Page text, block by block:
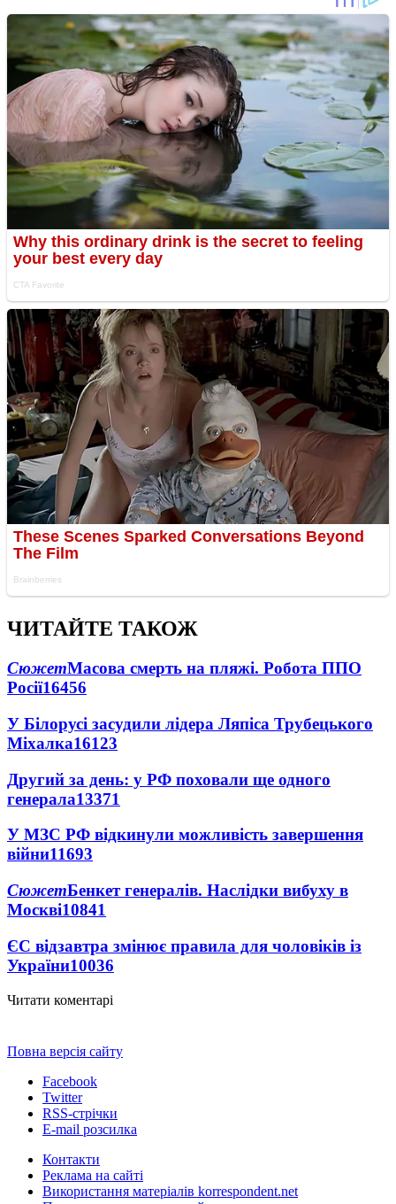
ЧИТАЙТЕ ТАКОЖ
СюжетМасова смерть на пляжі. Робота ППО
Росії16456
У Білорусі засудили лідера Ляпіса Трубецького
Міхалка16123
Другий за день: у РФ поховали ще одного
генерала13371
У МЗС РФ відкинули можливість завершення
війни11693
СюжетБенкет генералів. Наслідки вибуху в
Москві10841
ЄС відзавтра змінює правила для чоловіків із
України10036
Читати коментарі
Повна версія сайту
Facebook
Twitter
RSS-стрічки
E-mail розсилка
Контакти
Реклама на сайті
Використання матеріалів korrespondent.net